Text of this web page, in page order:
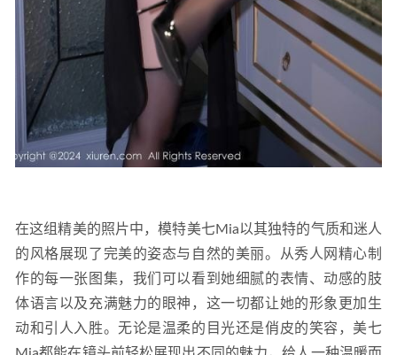
在这组精美的照片中，模特美七Mia以其独特的气质和迷人
的风格展现了完美的姿态与自然的美丽。从秀人网精心制
作的每一张图集，我们可以看到她细腻的表情、动感的肢
体语言以及充满魅力的眼神，这一切都让她的形象更加生
动和引人入胜。无论是温柔的目光还是俏皮的笑容，美七